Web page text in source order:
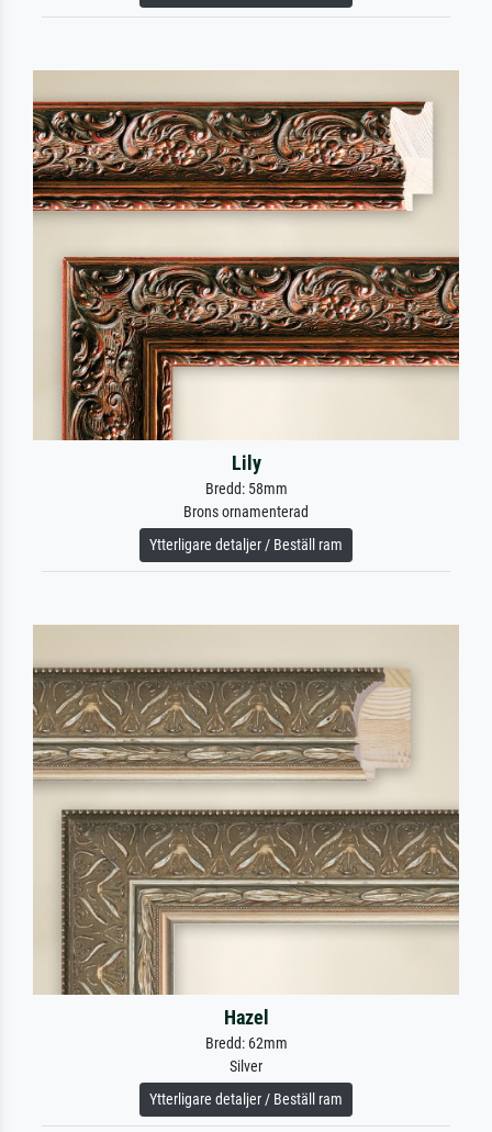
Lily
Bredd: 58mm
Brons ornamenterad
Ytterligare detaljer / Beställ ram
Hazel
Bredd: 62mm
Silver
Ytterligare detaljer / Beställ ram